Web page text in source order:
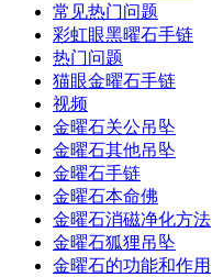
常见热门问题
彩虹眼黑曜石手链
热门问题
猫眼金曜石手链
视频
金曜石关公吊坠
金曜石其他吊坠
金曜石手链
金曜石本命佛
金曜石消磁净化方法
金曜石狐狸吊坠
金曜石的功能和作用